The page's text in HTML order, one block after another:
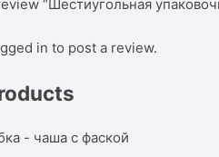
“Шестиугольная
in to post a review.